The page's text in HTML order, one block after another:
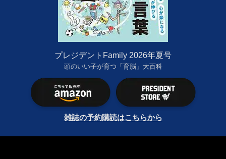
プレジデントFamily 2026年夏号
頭のいい子が育つ「育脳」大百科
雑誌の予約購読はこちらから